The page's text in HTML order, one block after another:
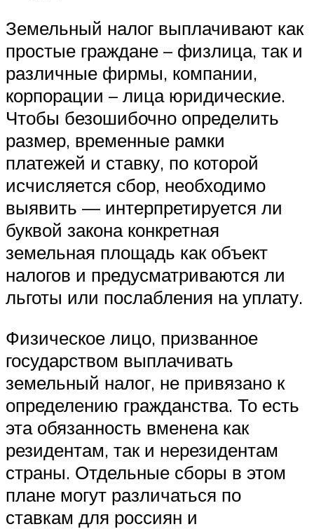
Земельный налог выплачивают как
простые граждане – физлица, так и
различные фирмы, компании,
корпорации – лица юридические.
Чтобы безошибочно определить
размер, временные рамки
платежей и ставку, по которой
исчисляется сбор, необходимо
выявить — интерпретируется ли
буквой закона конкретная
земельная площадь как объект
налогов и предусматриваются ли
льготы или послабления на уплату.
Физическое лицо, призванное
государством выплачивать
земельный налог, не привязано к
определению гражданства. То есть
эта обязанность вменена как
резидентам, так и нерезидентам
страны. Отдельные сборы в этом
плане могут различаться по
ставкам для россиян и